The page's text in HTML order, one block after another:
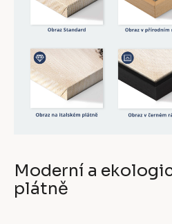
Moderní a
plátně